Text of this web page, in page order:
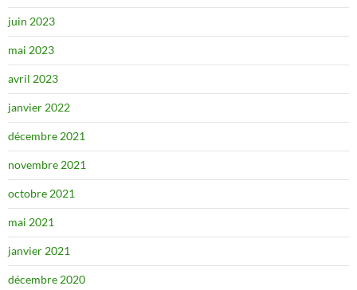
juin 2023
mai 2023
avril 2023
janvier 2022
décembre 2021
novembre 2021
octobre 2021
mai 2021
janvier 2021
décembre 2020